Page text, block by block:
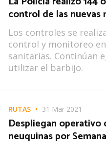
control de las nuevas
Los controles se
control y monitoreo
sanitarias. Continúan
utilizar el barbijo.
RUTAS 31 Mar 2021
Despliegan operativo
neuquinas por